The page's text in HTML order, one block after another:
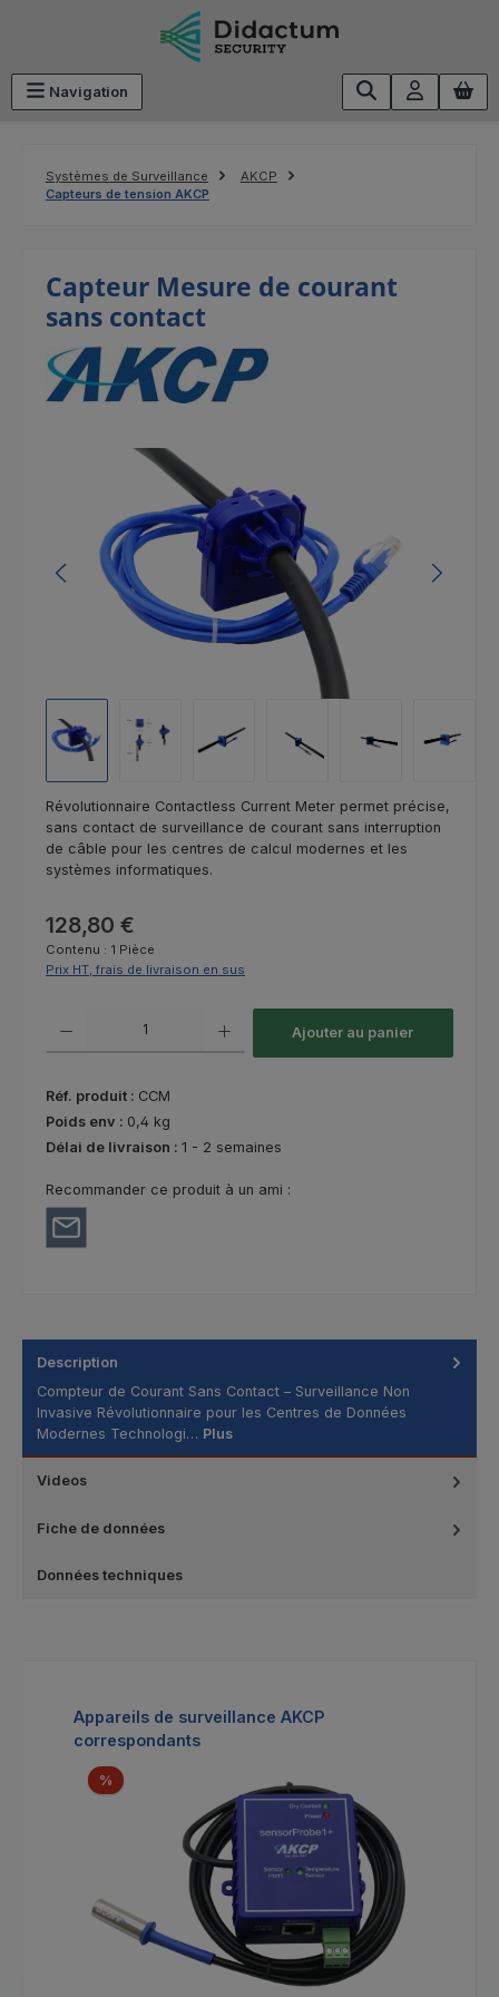
Passer au contenu principal
Navigation
Systèmes de Surveillance
AKCP
Capteurs de tension AKCP
Capteur Mesure de courant
sans contact
Ignorer la galerie d'images
Révolutionnaire Contactless Current Meter permet précise,
sans contact de surveillance de courant sans interruption
de câble pour les centres de calcul modernes et les
systèmes informatiques.
Prix régulier :
128,80 €
Contenu : 1 Pièce
Prix HT, frais de livraison en sus
Ajouter au panier
Réf. produit : CCM
Poids env : 0,4 kg
Délai de livraison : 1 - 2 semaines
Recommander ce produit à un ami :
Description
Compteur de Courant Sans Contact – Surveillance Non
Invasive Révolutionnaire pour les Centres de Données
Modernes Technologi… Plus
Videos
Fiche de données
Données techniques
Ignorer la galerie de produits
Appareils de surveillance AKCP
correspondants
%Réduction